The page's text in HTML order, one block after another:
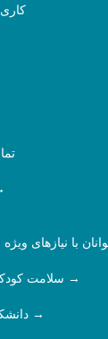
با نیازهای
سلامت